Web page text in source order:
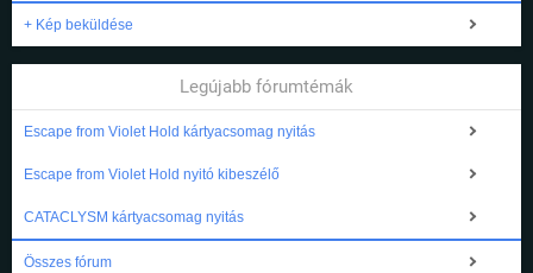
+ Kép beküldése
Legújabb fórumtémák
Escape from Violet Hold kártyacsomag nyitás
Escape from Violet Hold nyitó kibeszélő
CATACLYSM kártyacsomag nyitás
Összes fórum